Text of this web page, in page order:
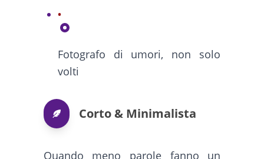
Fotografo di umori, non solo
volti
Corto & Minimalista
Quando meno parole fanno un